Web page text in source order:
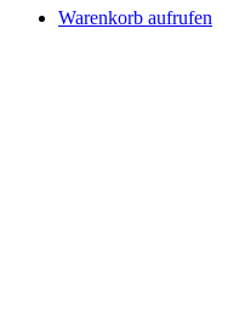
Warenkorb aufrufen